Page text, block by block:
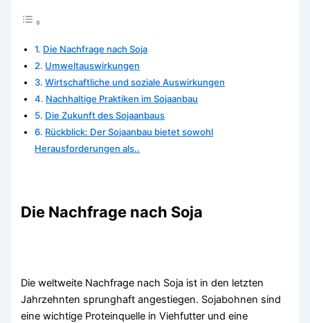
Die Nachfrage nach Soja
Umweltauswirkungen
Wirtschaftliche und soziale Auswirkungen
Nachhaltige Praktiken im Sojaanbau
Die Zukunft des Sojaanbaus
Rückblick: Der Sojaanbau bietet sowohl
Herausforderungen als..
Die Nachfrage nach Soja
Die weltweite Nachfrage nach Soja ist in den letzten
Jahrzehnten sprunghaft angestiegen. Sojabohnen sind
eine wichtige Proteinquelle in Viehfutter und eine